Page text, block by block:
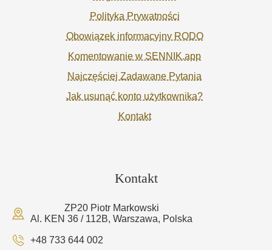
Polityka Prywatności
Obowiązek informacyjny RODO
Komentowanie w SENNIK.app
Najczęściej Zadawane Pytania
Jak usunąć konto użytkownika?
Kontakt
Kontakt
ZP20 Piotr Markowski
Al. KEN 36 / 112B, Warszawa, Polska
+48 733 644 002